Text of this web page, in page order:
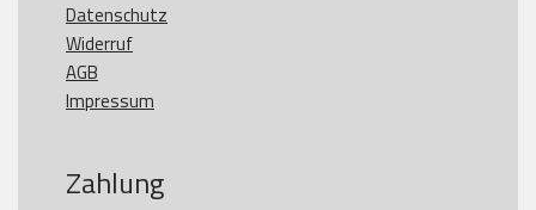
Datenschutz
Widerruf
AGB
Impressum
Zahlung